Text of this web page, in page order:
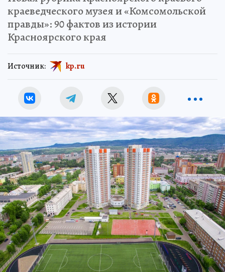
краеведческого музея и «Комсомольской
правды»: 90 фактов из истории
Красноярского края
Источник: kp.ru